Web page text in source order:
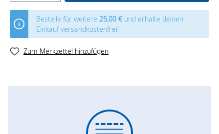
Bestelle für weitere 25,00 €und erhalte deinen
Einkauf versandkostenfrei!
Zum Merkzettel hinzufügen